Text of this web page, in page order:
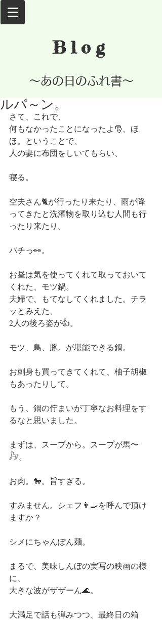
Blog
​～あの日のふれ書～
ルパ～ン。
さて、これで、
何もなかったことになったよ🎅、ほ
ほ。ということで、
人の妻に布団をしいてもらい、
寝る。
空夫さん🐈が行ったり来たり、雨が降
ってきたと洗濯物を取り込む人間も行
ったり来たり。
パチっ👀。
お昼は気を使ってくれて取っておいて
くれた、モツ鍋。
夫婦で、もてなしてくれました。チラ
ッとみえた、
2人の後ろ姿が👍。
モツ、鳥、豚。が堪能できる鍋。
お刺身も買ってきてくれて、柚子胡椒
もあったりして。
もう、鍋の佇まいが丁寧なお料理をす
るなと思いました。
まずは、スープから。スープが馬〜
𓃗。
お肉。🐎。旨すぎる。
すみません。シェフ👨‍🍳を呼んで頂け
ますか？
シメにちゃんぽん麺。
まるで、美味しんぼの実写の映画の様
に、
大きな波がザザーん🌊。
大満足で話も弾みつつ、最終日の箱